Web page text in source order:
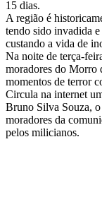
15 dias.
A região é
tendo sido invadida
custando a vida de
Na noite de terça-
moradores do Morro
momentos de terror
Circula na internet
Bruno Silva Souza,
moradores da
pelos milicianos.